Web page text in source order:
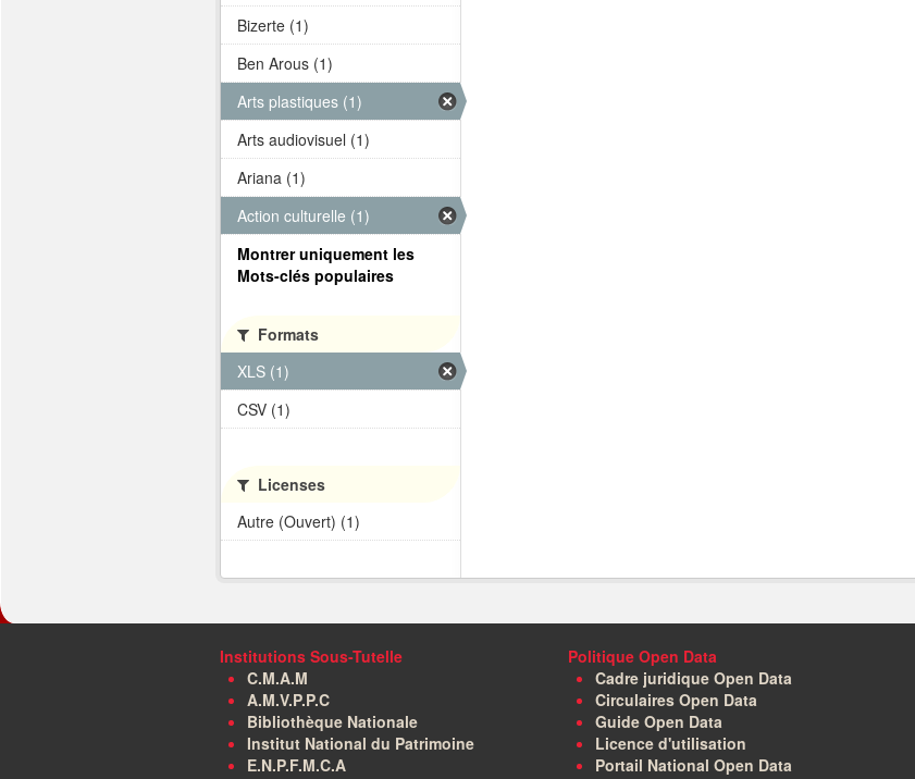
Bizerte (1)
Ben Arous (1)
Arts plastiques (1)
Arts audiovisuel (1)
Ariana (1)
Action culturelle (1)
Montrer uniquement les
Mots-clés populaires
Formats
XLS (1)
CSV (1)
Licenses
Autre (Ouvert) (1)
Institutions Sous-Tutelle
C.M.A.M
A.M.V.P.P.C
Bibliothèque Nationale
Institut National du Patrimoine
E.N.P.F.M.C.A
Politique Open Data
Cadre juridique Open Data
Circulaires Open Data
Guide Open Data
Licence d'utilisation
Portail National Open Data